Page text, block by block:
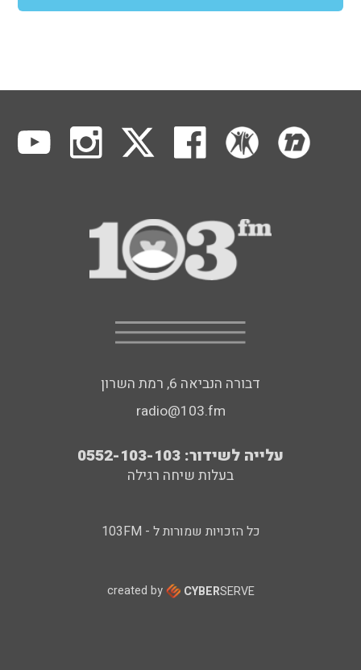
דבורה הנביאה 6, רמת השרון
radio@103.fm
עלייה לשידור: 0552-103-103
בעלות שיחה רגילה
כל הזכויות שמורות ל - 103FM
created by CYBERSERVE